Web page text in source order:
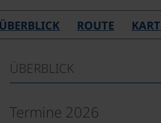
ROUTE
ÜBERBLICK
Termine 2026